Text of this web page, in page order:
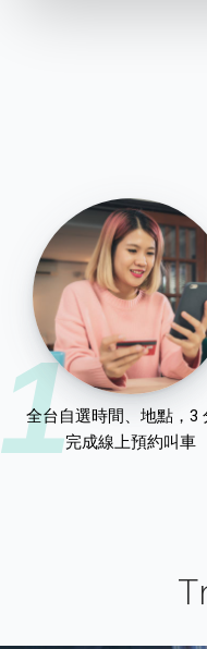
1
全台自選時間、地點，3
完成線上預約叫車